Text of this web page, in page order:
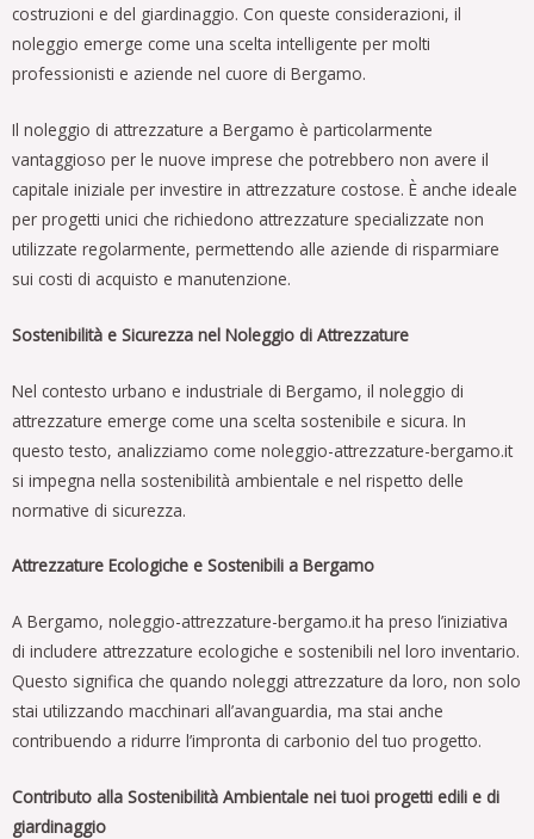
costruzioni e del giardinaggio. Con queste considerazioni, il
noleggio emerge come una scelta intelligente per molti
professionisti e aziende nel cuore di Bergamo.
Il noleggio di attrezzature a Bergamo è particolarmente
vantaggioso per le nuove imprese che potrebbero non avere il
capitale iniziale per investire in attrezzature costose. È anche ideale
per progetti unici che richiedono attrezzature specializzate non
utilizzate regolarmente, permettendo alle aziende di risparmiare
sui costi di acquisto e manutenzione.
Sostenibilità e Sicurezza nel Noleggio di Attrezzature
Nel contesto urbano e industriale di Bergamo, il noleggio di
attrezzature emerge come una scelta sostenibile e sicura. In
questo testo, analizziamo come noleggio-attrezzature-bergamo.it
si impegna nella sostenibilità ambientale e nel rispetto delle
normative di sicurezza.
Attrezzature Ecologiche e Sostenibili a Bergamo
A Bergamo, noleggio-attrezzature-bergamo.it ha preso l’iniziativa
di includere attrezzature ecologiche e sostenibili nel loro inventario.
Questo significa che quando noleggi attrezzature da loro, non solo
stai utilizzando macchinari all’avanguardia, ma stai anche
contribuendo a ridurre l’impronta di carbonio del tuo progetto.
Contributo alla Sostenibilità Ambientale nei tuoi progetti edili e di
giardinaggio